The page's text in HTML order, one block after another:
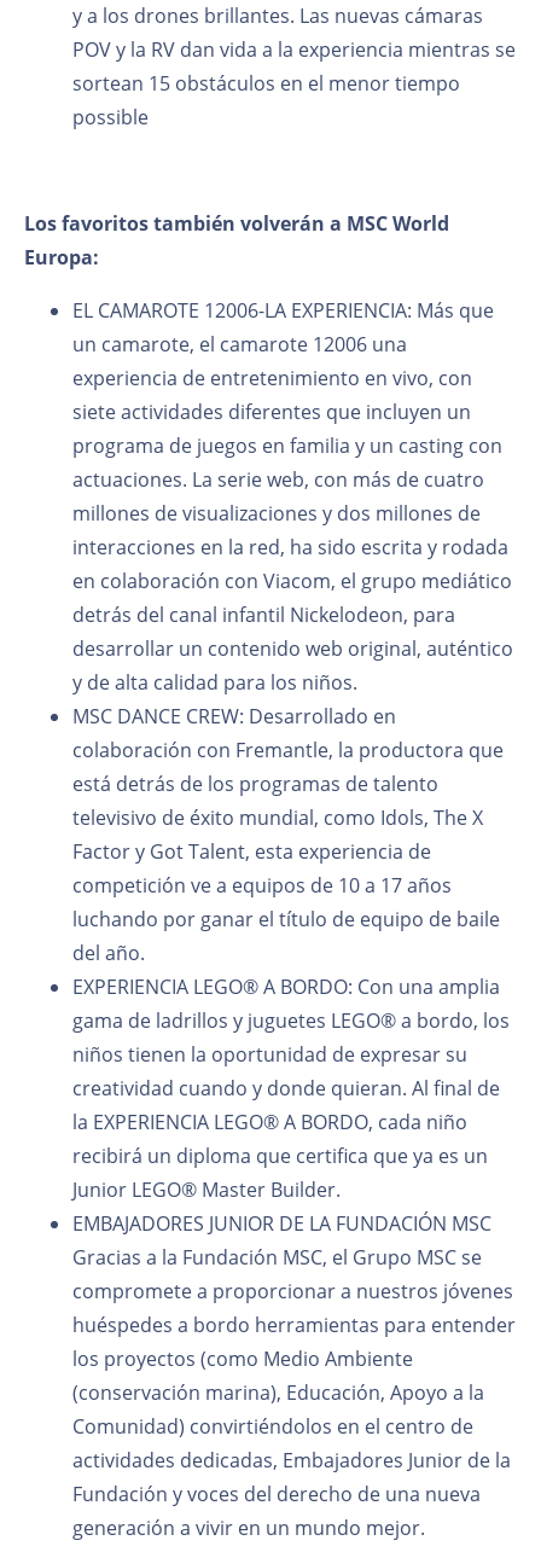
y a los drones brillantes. Las nuevas cámaras
POV y la RV dan vida a la experiencia mientras se
sortean 15 obstáculos en el menor tiempo
possible
Los favoritos también volverán a MSC World
Europa:
EL CAMAROTE 12006-LA EXPERIENCIA: Más que
un camarote, el camarote 12006 una
experiencia de entretenimiento en vivo, con
siete actividades diferentes que incluyen un
programa de juegos en familia y un casting con
actuaciones. La serie web, con más de cuatro
millones de visualizaciones y dos millones de
interacciones en la red, ha sido escrita y rodada
en colaboración con Viacom, el grupo mediático
detrás del canal infantil Nickelodeon, para
desarrollar un contenido web original, auténtico
y de alta calidad para los niños.
MSC DANCE CREW: Desarrollado en
colaboración con Fremantle, la productora que
está detrás de los programas de talento
televisivo de éxito mundial, como Idols, The X
Factor y Got Talent, esta experiencia de
competición ve a equipos de 10 a 17 años
luchando por ganar el título de equipo de baile
del año.
EXPERIENCIA LEGO® A BORDO: Con una amplia
gama de ladrillos y juguetes LEGO® a bordo, los
niños tienen la oportunidad de expresar su
creatividad cuando y donde quieran. Al final de
la EXPERIENCIA LEGO® A BORDO, cada niño
recibirá un diploma que certifica que ya es un
Junior LEGO® Master Builder.
EMBAJADORES JUNIOR DE LA FUNDACIÓN MSC
Gracias a la Fundación MSC, el Grupo MSC se
compromete a proporcionar a nuestros jóvenes
huéspedes a bordo herramientas para entender
los proyectos (como Medio Ambiente
(conservación marina), Educación, Apoyo a la
Comunidad) convirtiéndolos en el centro de
actividades dedicadas, Embajadores Junior de la
Fundación y voces del derecho de una nueva
generación a vivir en un mundo mejor.